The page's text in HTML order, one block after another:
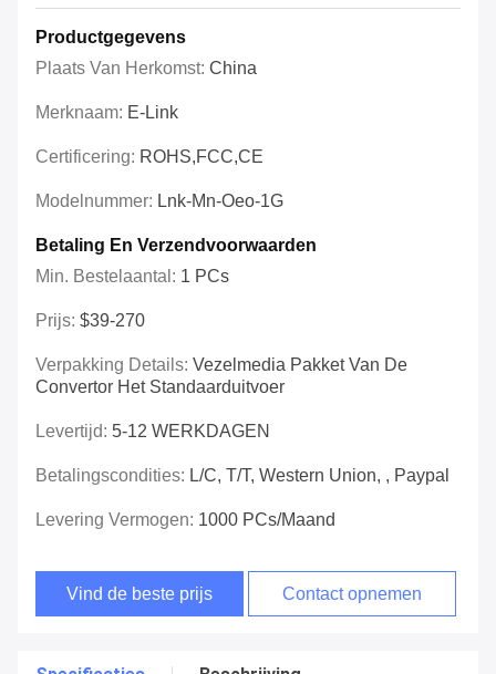
Productgegevens
Plaats Van Herkomst: China
Merknaam: E-Link
Certificering: ROHS,FCC,CE
Modelnummer: Lnk-Mn-Oeo-1G
Betaling En Verzendvoorwaarden
Min. Bestelaantal: 1 PCs
Prijs: $39-270
Verpakking Details: Vezelmedia Pakket Van De
Convertor Het Standaarduitvoer
Levertijd: 5-12 WERKDAGEN
Betalingscondities: L/C, T/T, Western Union, , Paypal
Levering Vermogen: 1000 PCs/maand
Vind de beste prijs Contact opnemen